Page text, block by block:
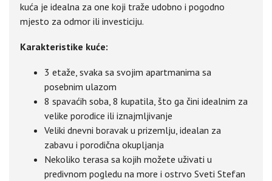
kuća je idealna za one koji traže udobno i pogodno
mjesto za odmor ili investiciju.
Karakteristike kuće:
3 etaže, svaka sa svojim apartmanima sa
posebnim ulazom
8 spavaćih soba, 8 kupatila, što ga čini idealnim za
velike porodice ili iznajmljivanje
Veliki dnevni boravak u prizemlju, idealan za
zabavu i porodična okupljanja
Nekoliko terasa sa kojih možete uživati u
predivnom pogledu na more i ostrvo Sveti Stefan